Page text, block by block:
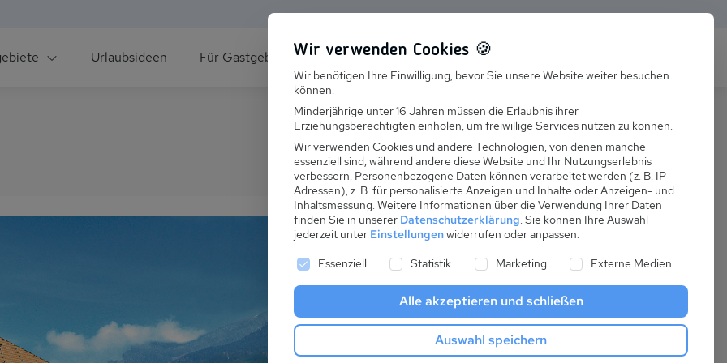
Suchen
Winter
Skiurlaub
Urlaubsideen Für Gastgeber Über uns Karriere
Ausbildung
ab
pro Nacht
Anreise
Wir verwenden Cookies 🍪
Wir benötigen Ihre Einwilligung, bevor Sie unsere Website weiter besuchen
können.
Minderjährige unter 16 Jahren müssen die Erlaubnis ihrer
Erziehungsberechtigten einholen, um freiwillige Services nutzen zu können.
Wir verwenden Cookies und andere Technologien, von denen manche
essenziell sind, während andere diese Website und Ihr Nutzungserlebnis
verbessern. Personenbezogene Daten können verarbeitet werden (z. B. IP-
Adressen), z. B. für personalisierte Anzeigen und Inhalte oder Anzeigen- und
Inhaltsmessung. Weitere Informationen über die Verwendung Ihrer Daten
finden Sie in unserer Datenschutzerklärung. Sie können Ihre Auswahl
jederzeit unter Einstellungenwiderrufen oder anpassen.
Es folgt eine Liste der Service-Gruppen, für die eine Einwilligung
Essenziell Statistik Marketing Externe Medien
Alle akzeptieren und schließen
Auswahl speichern